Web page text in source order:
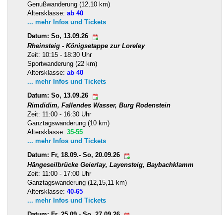
Genußwanderung (12,10 km)
Altersklasse: ab 40
... mehr Infos und Tickets
Datum: So, 13.09.26
Rheinsteig - Königsetappe zur Loreley
Zeit: 10:15 - 18:30 Uhr
Sportwanderung (22 km)
Altersklasse: ab 40
... mehr Infos und Tickets
Datum: So, 13.09.26
Rimdidim, Fallendes Wasser, Burg Rodenstein
Zeit: 11:00 - 16:30 Uhr
Ganztagswanderung (10 km)
Altersklasse: 35-55
... mehr Infos und Tickets
Datum: Fr, 18.09.- So, 20.09.26
Hängeseilbrücke Geierlay, Layensteig, Baybachklamm
Zeit: 11:00 - 17:00 Uhr
Ganztagswanderung (12,15,11 km)
Altersklasse: 40-65
... mehr Infos und Tickets